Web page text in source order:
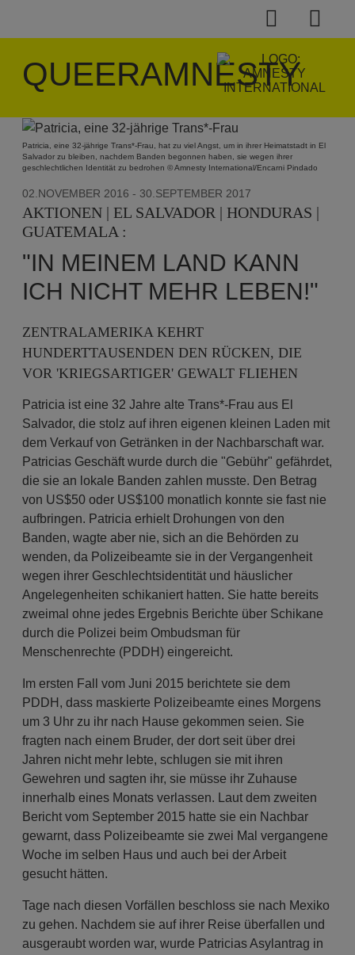
QUEERAMNESTY
Patricia, eine 32-jährige Trans*-Frau, hat zu viel Angst, um in ihrer Heimatstadt in El
Salvador zu bleiben, nachdem Banden begonnen haben, sie wegen ihrer
geschlechtlichen Identität zu bedrohen © Amnesty International/Encarni Pindado
02.NOVEMBER 2016- 30.SEPTEMBER 2017
AKTIONEN | EL SALVADOR | HONDURAS |
GUATEMALA :
"IN MEINEM LAND KANN
ICH NICHT MEHR LEBEN!"
ZENTRALAMERIKA KEHRT
HUNDERTTAUSENDEN DEN RÜCKEN, DIE
VOR 'KRIEGSARTIGER' GEWALT FLIEHEN
Patricia ist eine 32 Jahre alte Trans*-Frau aus El
Salvador, die stolz auf ihren eigenen kleinen Laden mit
dem Verkauf von Getränken in der Nachbarschaft war.
Patricias Geschäft wurde durch die "Gebühr" gefährdet,
die sie an lokale Banden zahlen musste. Den Betrag
von US$50 oder US$100 monatlich konnte sie fast nie
aufbringen. Patricia erhielt Drohungen von den
Banden, wagte aber nie, sich an die Behörden zu
wenden, da Polizeibeamte sie in der Vergangenheit
wegen ihrer Geschlechtsidentität und häuslicher
Angelegenheiten schikaniert hatten. Sie hatte bereits
zweimal ohne jedes Ergebnis Berichte über Schikane
durch die Polizei beim Ombudsman für
Menschenrechte (PDDH) eingereicht.
Im ersten Fall vom Juni 2015 berichtete sie dem
PDDH, dass maskierte Polizeibeamte eines Morgens
um 3 Uhr zu ihr nach Hause gekommen seien. Sie
fragten nach einem Bruder, der dort seit über drei
Jahren nicht mehr lebte, schlugen sie mit ihren
Gewehren und sagten ihr, sie müsse ihr Zuhause
innerhalb eines Monats verlassen. Laut dem zweiten
Bericht vom September 2015 hatte sie ein Nachbar
gewarnt, dass Polizeibeamte sie zwei Mal vergangene
Woche im selben Haus und auch bei der Arbeit
gesucht hätten.
Tage nach diesen Vorfällen beschloss sie nach Mexiko
zu gehen. Nachdem sie auf ihrer Reise überfallen und
ausgeraubt worden war, wurde Patricias Asylantrag in